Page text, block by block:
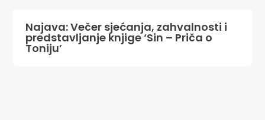
Najava: Večer sjećanja, zahvalnosti i
predstavljanje knjige ‘Sin – Priča o
Toniju’